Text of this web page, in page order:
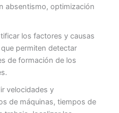
absentismo, optimización
los factores y causas
permiten detectar
de formación de los
velocidades y
de máquinas, tiempos de